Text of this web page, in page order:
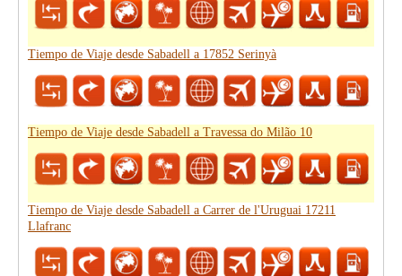
Tiempo de Viaje desde Sabadell a 17852 Serinyà
Tiempo de Viaje desde Sabadell a Travessa do Milão 10
Tiempo de Viaje desde Sabadell a Carrer de l'Uruguai 17211
Llafranc